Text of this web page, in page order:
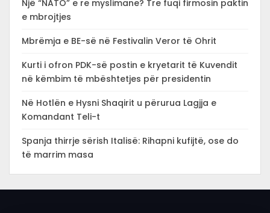
Një “NATO” e re myslimane? Tre fuqi firmosin paktin
e mbrojtjes
Mbrëmja e BE-së në Festivalin Veror të Ohrit
Kurti i ofron PDK-së postin e kryetarit të Kuvendit
në këmbim të mbështetjes për presidentin
Në Hotlën e Hysni Shaqirit u përurua Lagjja e
Komandant Teli-t
Spanja thirrje sërish Italisë: Rihapni kufijtë, ose do
të marrim masa